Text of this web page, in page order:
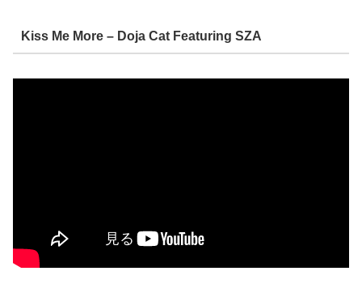
Kiss Me More – Doja Cat Featuring SZA